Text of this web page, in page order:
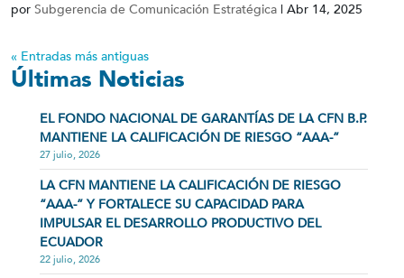
por Subgerencia de Comunicación Estratégica | Abr 14, 2025
« Entradas más antiguas
Últimas Noticias
EL FONDO NACIONAL DE GARANTÍAS DE LA CFN B.P.
MANTIENE LA CALIFICACIÓN DE RIESGO “AAA-”
27 julio, 2026
LA CFN MANTIENE LA CALIFICACIÓN DE RIESGO
“AAA-” Y FORTALECE SU CAPACIDAD PARA
IMPULSAR EL DESARROLLO PRODUCTIVO DEL
ECUADOR
22 julio, 2026